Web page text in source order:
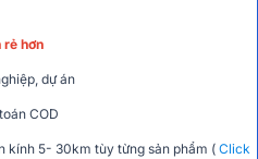
rẻ hơn
dự án
COD
kính 5- 30km tùy từng sản phẩm ( Click